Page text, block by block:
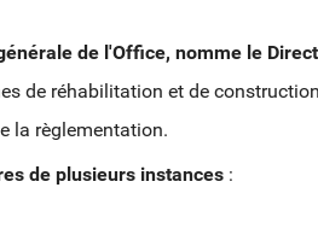
de l'Office, nomme le
de réhabilitation et de
la règlementation.
de plusieurs instances :